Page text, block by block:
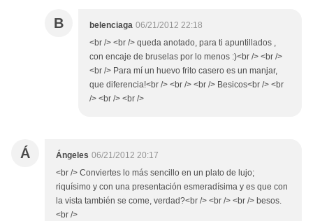
B belenciaga 06/21/2012 22:18
<br /> <br /> queda anotado, para ti apuntillados ,
con encaje de bruselas por lo menos :)<br /> <br />
<br /> Para mí un huevo frito casero es un manjar,
que diferencia!<br /> <br /> <br /> Besicos<br /> <br
/> <br /> <br />
Á Ángeles 06/21/2012 20:17
<br /> Conviertes lo más sencillo en un plato de lujo;
riquísimo y con una presentación esmeradísima y es que con
la vista también se come, verdad?<br /> <br /> <br /> besos.
<br />